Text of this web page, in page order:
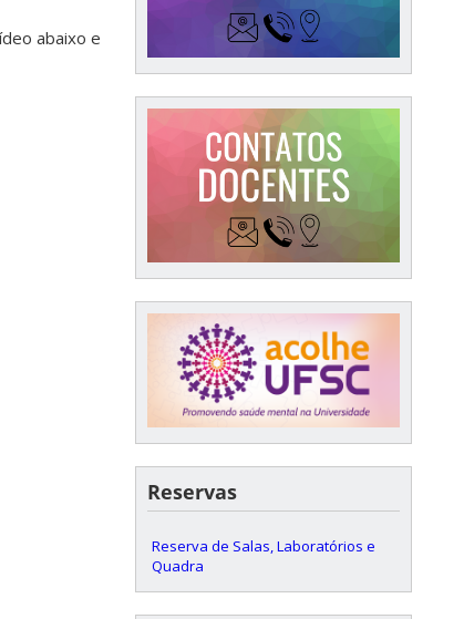
abaixo e
Reservas
Reserva de Salas, Laboratórios e
Quadra